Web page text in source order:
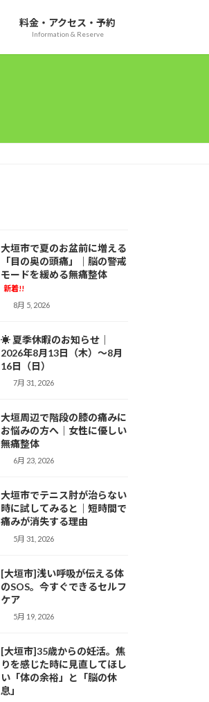
料金・アクセス・予約
Information & Reserve
大垣市で夏のお盆前に増える
「目の奥の頭痛」｜脳の警戒
モードを緩める無痛整体
新着!!
8月 5, 2026
☀ 夏季休暇のお知らせ｜
2026年8月13日（木）～8月
16日（日）
7月 31, 2026
大垣周辺で階段の膝の痛みに
お悩みの方へ｜女性に優しい
無痛整体
6月 23, 2026
大垣市でテニス肘が治らない
時に試してみると｜短時間で
痛みが消失する理由
5月 31, 2026
[大垣市]浅い呼吸が伝える体
のSOS。今すぐできるセルフ
ケア
5月 19, 2026
[大垣市]35歳からの妊活。焦
りを感じた時に見直してほし
い「体の余裕」と「脳の休
息」